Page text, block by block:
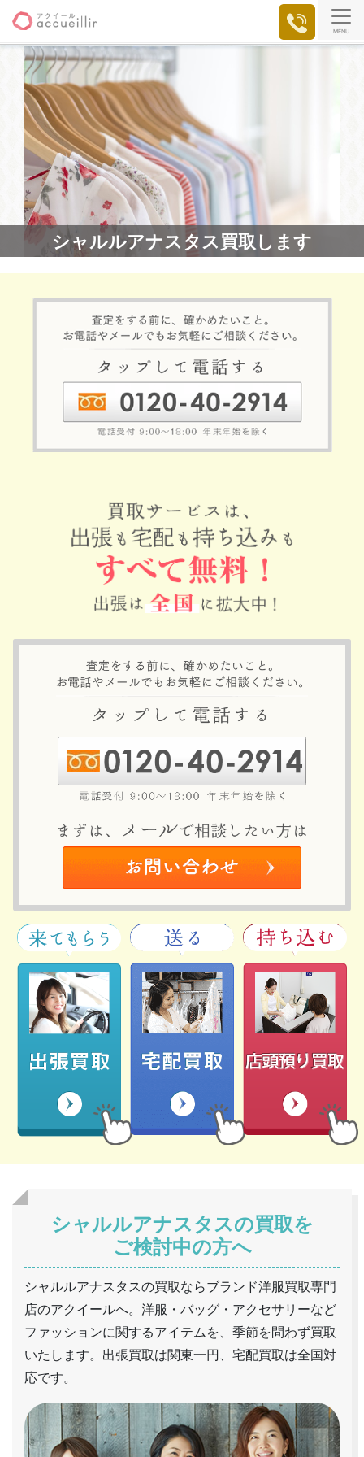
MENU
シャルルアナスタス買取します
シャルルアナスタスの買取を
ご検討中の方へ
シャルルアナスタスの買取ならブランド洋服買取専門
店のアクイールへ。洋服・バッグ・アクセサリーなど
ファッションに関するアイテムを、季節を問わず買取
いたします。出張買取は関東一円、宅配買取は全国対
応です。